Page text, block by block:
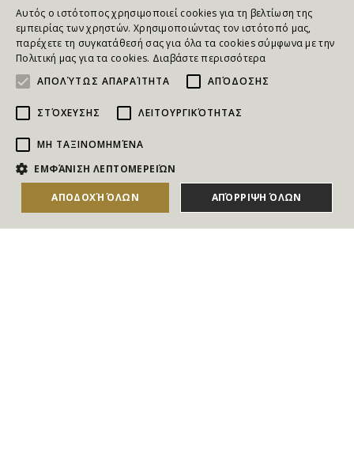
ΑΓΟΡΑΣΕ ΤΟ
NEWSLETTER
Για να ενημερώνεστε άμεσα για τους Διαγωνισμούς, τα
Δώρα, τις Νέες Προσφορές & τις Νέες Δωροεπιταγές
Αυτός ο ιστότοπος χρησιμοποιεί cookies για τη βελτίωση της
εμπειρίας των χρηστών. Χρησιμοποιώντας τον ιστότοπό μας,
παρέχετε τη συγκατάθεσή σας για όλα τα cookies σύμφωνα με την
Πολιτική μας για τα cookies. Διαβάστε περισσότερα
ΑΠΟΛΎΤΩΣ ΑΠΑΡΑΊΤΗΤΑ
ΑΠΌΔΟΣΗΣ
ΣΤΌΧΕΥΣΗΣ ΛΕΙΤΟΥΡΓΙΚΌΤΗΤΑΣ
ΜΗ ΤΑΞΙΝΟΜΗΜΈΝΑ
ΕΜΦΆΝΙΣΗ ΛΕΠΤΟΜΕΡΕΙΏΝ
ΑΠΟΔΟΧΉ ΌΛΩΝ ΑΠΌΡΡΙΨΗ ΌΛΩΝ